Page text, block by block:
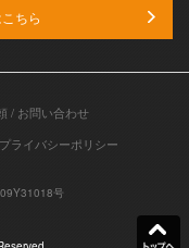
ちら
/ お問い合わせ
プライバシーポリシー
号